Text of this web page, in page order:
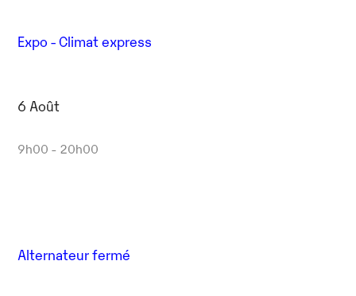
Expo - Climat express
6 Août
9h00 - 20h00
Alternateur fermé